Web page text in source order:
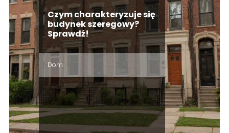
Czym charakteryzuje się
budynek szeregowy?
Sprawdź!
Dom